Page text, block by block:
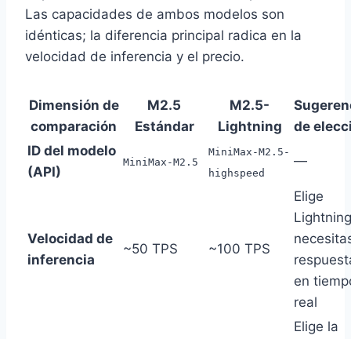
Las capacidades de ambos modelos son
idénticas; la diferencia principal radica en la
velocidad de inferencia y el precio.
Dimensión de
comparación
M2.5
Estándar
M2.5-
Lightning
de
ID del modelo
(API)
MiniMax-M2.5
MiniMax-M2.5-
highspeed
—
Velocidad de
inferencia
~50 TPS ~100 TPS
Elige
en
real
Elige la